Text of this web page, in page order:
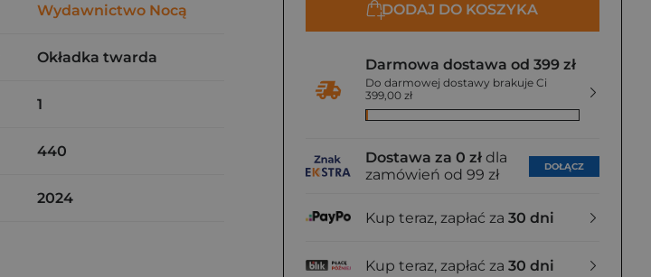
DODAJ DO KOSZYKA
Darmowa dostawa od 399 zł
Do darmowej dostawy brakuje Ci
399,00 zł
Dostawa za 0 zł dla
zamówień od 99 zł
DOŁĄCZ
Kup teraz, zapłać za 30 dni
Kup teraz, zapłać za 30 dni
Wydawnictwo Nocą
Okładka twarda
1
440
2024